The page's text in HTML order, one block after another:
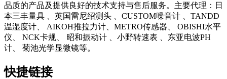
品质的产品及提供良好的技术支持与售后服务。主要代理：日
本三丰量具 、英国雷尼绍测头 、CUSTOM噪音计 、TANDD
温湿度计、 AIKOH推拉力计、METRO传感器、 OBISHI水平
仪、 NCK卡规、 昭和振动计 、小野转速表 、东亚电波PH
计、 菊池光学显微镜等。
快捷链接